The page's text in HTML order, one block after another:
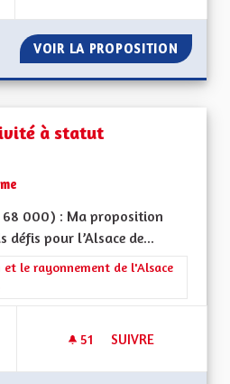
VOIR LA PROPOSITION
à statut
68 000) : Ma proposition
défis pour l’Alsace de...
catégorie : La Culture, l'Education et
le rayonnement de l'Alsace
51 51 ABONNÉS
SUIVRE